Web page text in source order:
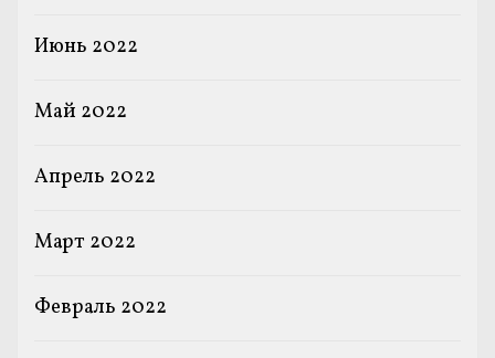
Июнь 2022
Май 2022
Апрель 2022
Март 2022
Февраль 2022